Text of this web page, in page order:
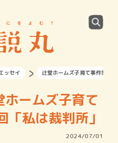
ッセイ 辻堂ホームズ子育て事件簿
ームズ子育て
私は裁判所」
2024/07/01